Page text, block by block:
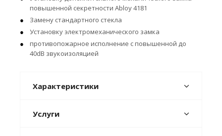
повышенной секретности Abloy 4181
Замену стандартного стекла
Установку электромеханического замка
противопожарное исполнение с повышенной до
40dB звукоизоляцией
Характеристики
Услуги